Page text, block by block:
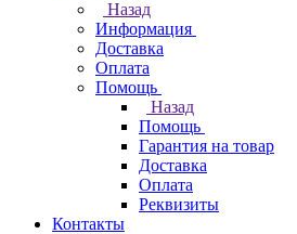
Назад
Информация
Доставка
Оплата
Помощь
Назад
Помощь
Гарантия на товар
Доставка
Оплата
Реквизиты
Контакты